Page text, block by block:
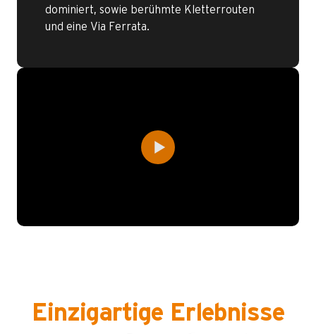
dominiert, sowie berühmte Kletterrouten
und eine Via Ferrata.
Einzigartige Erlebnisse